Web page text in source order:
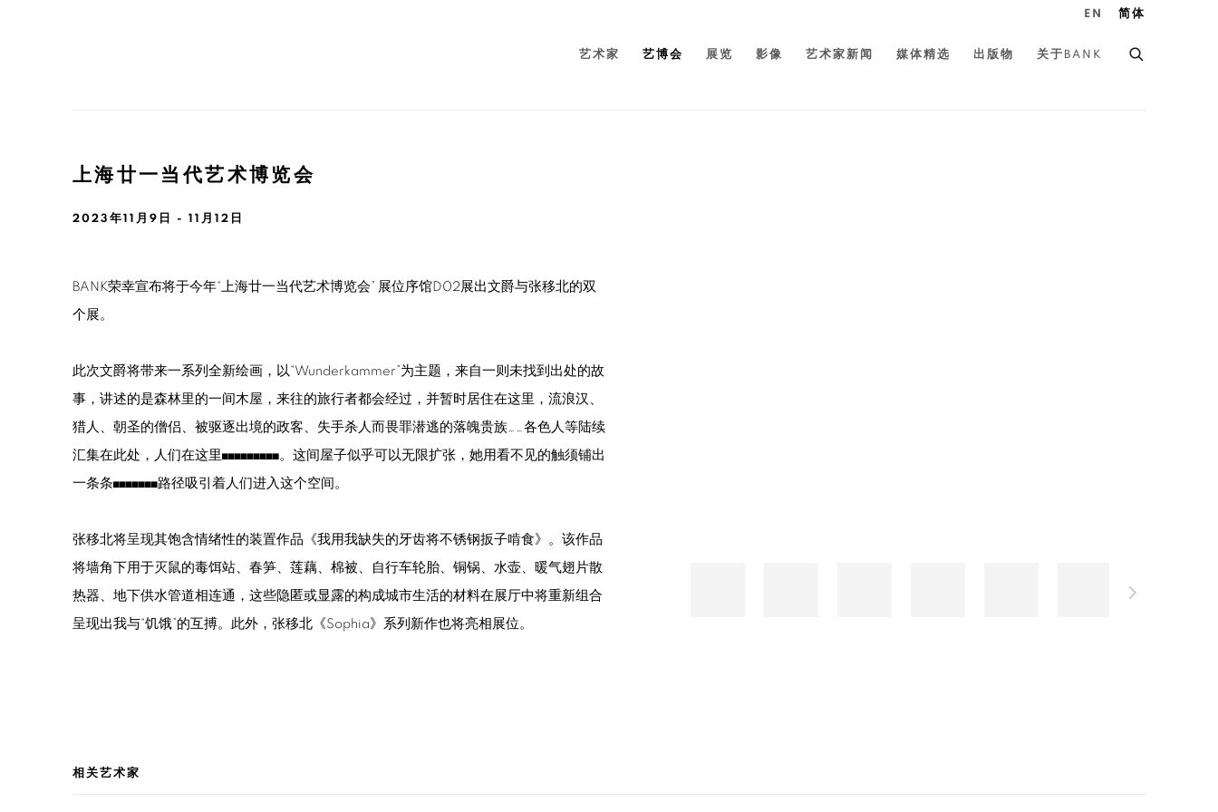
艺术家 艺博会 展览 影像 艺术家新闻 媒体精选 出版物 关于BANK
EN 简体
上海廿一当代艺术博览会
2023年11月9日 - 11月12日
BANK荣幸宣布将于今年“上海廿一当代艺术博览会” 展位序馆D02展出文爵与张移北的双
个展。
此次文爵将带来一系列全新绘画，以“Wunderkammer”为主题，来自一则未找到出处的故
事，讲述的是森林里的一间木屋，来往的旅行者都会经过，并暂时居住在这里，流浪汉、
猎人、朝圣的僧侣、被驱逐出境的政客、失手杀人而畏罪潜逃的落魄贵族……各色人等陆续
汇集在此处，人们在这里◼️◼️◼️◼️◼️◼️◼️◼️◼️。这间屋子似乎可以无限扩张，她用看不见的触须铺出
一条条◼️◼️◼️◼️◼️◼️◼️路径吸引着人们进入这个空间。
张移北将呈现其饱含情绪性的装置作品《我用我缺失的牙齿将不锈钢扳子啃食》。该作品
将墙角下用于灭鼠的毒饵站、春笋、莲藕、棉被、自行车轮胎、铜锅、水壶、暖气翅片散
热器、地下供水管道相连通，这些隐匿或显露的构成城市生活的材料在展厅中将重新组合
呈现出我与“饥饿”的互搏。此外，张移北《Sophia》系列新作也将亮相展位。
相关艺术家